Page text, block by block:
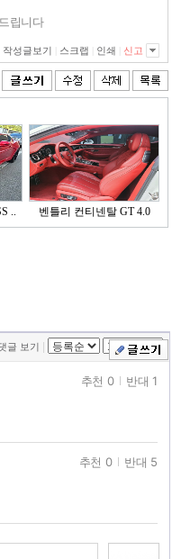
립니다
작성글보기 스크랩 인쇄 신고
.. 벤틀리 컨티넨탈 GT 4.0
글 보기
추천 0 반대 1
추천 0 반대 5